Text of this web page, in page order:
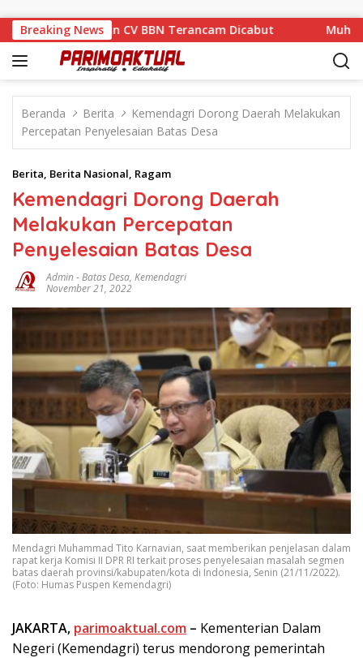
Breaking News
Sanksi, Izin CV BBN Terancam Dicabut Muhamad
Beranda Berita
Kemendagri Dorong Daerah Melakukan
Percepatan Penyelesaian Batas Desa
Berita, Berita Nasional, Ragam
Kemendagri Dorong Daerah
Melakukan Percepatan
Penyelesaian Batas Desa
Admin-Batas Desa, Kemendagri
November 21, 2022
Mendagri Muhammad Tito Karnavian, saat memberikan penjelasan dalam
rapat kerja Komisi II DPR RI terkait proses penyelesaian masalah segmen
batas daerah provinsi/kabupaten/kota di Indonesia, Senin (21/11/2022).
(Foto: Humas Puspen Kemendagri)
JAKARTA, parimoaktual.com – Kementerian Dalam
Negeri (Kemendagri) terus mendorong pemerintah